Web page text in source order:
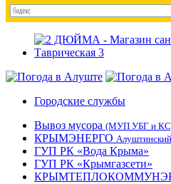
Городские службы
Вывоз мусора (МУП УБГ и
КРЫМЭНЕРГО
ГУП РК «Вода Крыма»
ГУП РК «Крымгазсети»